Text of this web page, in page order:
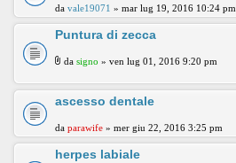
da vale19071 » mar lug 19, 2016 10:24 pm
Puntura di zecca
da signo » ven lug 01, 2016 9:20 pm
ascesso dentale
da parawife » mer giu 22, 2016 3:25 pm
herpes labiale